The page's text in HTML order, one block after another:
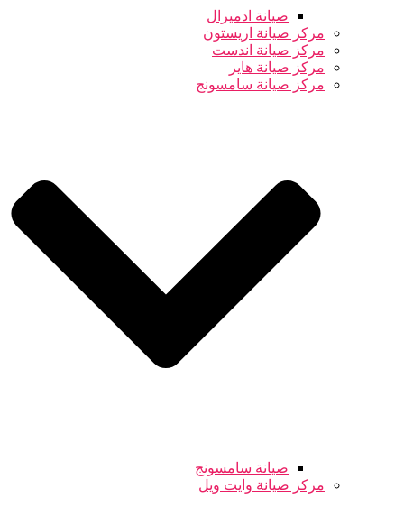
صيانة ادميرال
مركز صيانة اريستون
مركز صيانة اندست
مركز صيانة هاير
مركز صيانة سامسونج
صيانة سامسونج
مركز صيانة وايت ويل